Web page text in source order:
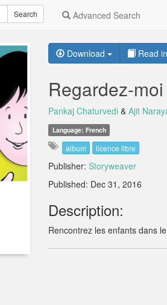
Search Advanced Search
Download Read
Regardez-moi
Pankaj Chaturvedi &Ajit
Language: French
album licence libre
Publisher:Storyweaver
Published: Dec 31, 2016
Description:
Rencontrez les enfants dans